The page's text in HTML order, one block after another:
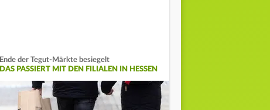
Ende der Tegut-Märkte besiegelt
DAS PASSIERT MIT DEN FILIALEN IN HESSEN